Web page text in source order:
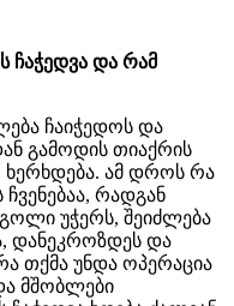
ჩაჭედვა და რამ
ჩაიჭედოს და
გამოდის თიაქრის
ხერხდება. ამ დროს რა
რადგან
უჭერს, შეიძლება
დანეკროზდეს და
თქმა უნდა ოპერაცია
მშობლები